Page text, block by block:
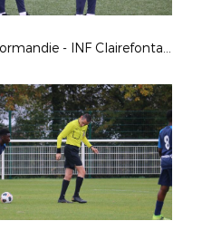
Pôle Espoir Normandie - INF Clairefontaine